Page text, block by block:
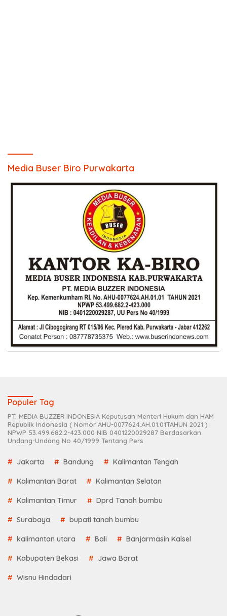
Media Buser Biro Purwakarta
Populer Tag
PT. MEDIA BUZZER INDONESIA Keputusan Menteri Hukum dan HAM
Republik Indonesia ( Nomor AHU-0077624.AH.01.01TAHUN 2021 )
NPWP 53.499.682.2-423.000 NIB 0401220029287 Berdasarkan
Undang-Undang No 40/1999 Tentang Pers
Jakarta Bandung Kalimantan Tengah
Kalimantan Barat Kalimantan Selatan
Kalimantan Timur Dprd Tanah bumbu
Surabaya bupati tanah bumbu
kalimantan utara Bali Banjarmasin Kalsel
Kabupaten Bekasi Jawa Barat
Wisnu Hindadari